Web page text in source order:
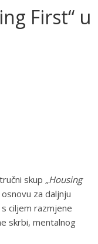
First“ u
skup „Housing
za daljnju
ciljem razmjene
skrbi, mentalnog